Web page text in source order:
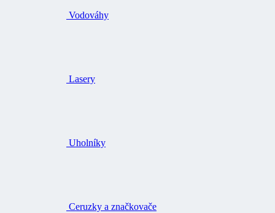
Vodováhy
Lasery
Uholníky
Ceruzky a značkovače